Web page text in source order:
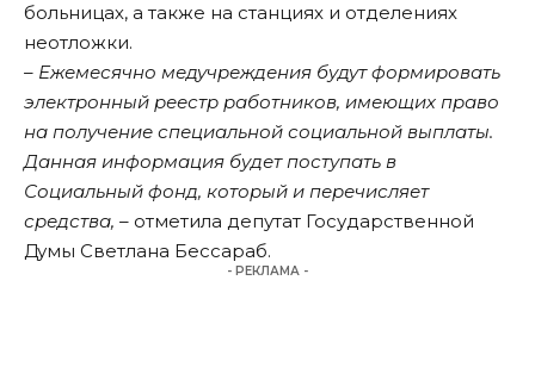
больницах, а также на станциях и отделениях
неотложки.
– Ежемесячно медучреждения будут формировать
электронный реестр работников, имеющих право
на получение специальной социальной выплаты.
Данная информация будет поступать в
Социальный фонд, который и перечисляет
средства, – отметила депутат Государственной
Думы Светлана Бессараб.
- РЕКЛАМА -